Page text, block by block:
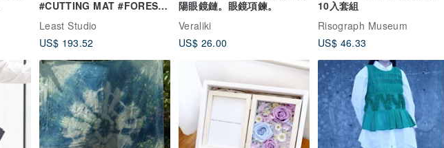
#CUTTING MAT #FOREST
Least Studio
US$ 193.52
陽眼鏡鏈。眼鏡項鍊。
Veraliki
US$ 26.00
10入套組
Risograph Museum
US$ 46.33